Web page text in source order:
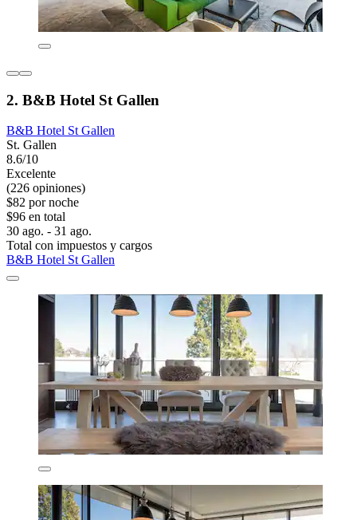
2. B&B Hotel St Gallen
B&B Hotel St Gallen
St. Gallen
8.6/10
Excelente
(226 opiniones)
$82 por noche
$96 en total
30 ago. - 31 ago.
Total con impuestos y cargos
B&B Hotel St Gallen